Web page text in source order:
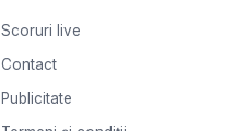
Scoruri live
Contact
Publicitate